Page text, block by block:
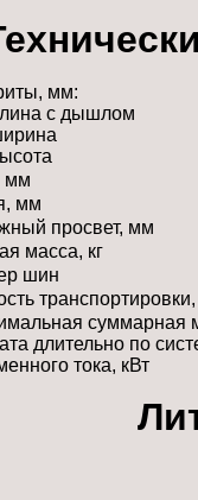
мм:
с дышлом
мм
мм
просвет, мм
масса, кг
шин
суммарная
длительно по
тока, кВт